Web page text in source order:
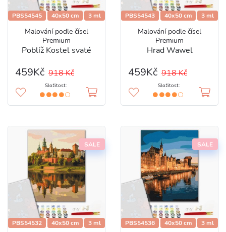
PBS54545 40x50 cm 3 ml
Malování podle čísel
Premium
Poblíž Kostel svaté
459Kč 918 Kč
Složitost:
PBS54543 40x50 cm 3 ml
Malování podle čísel
Premium
Hrad Wawel
459Kč 918 Kč
Složitost:
SALE
PBS54532 40x50 cm 3 ml
SALE
PBS54536 40x50 cm 3 ml